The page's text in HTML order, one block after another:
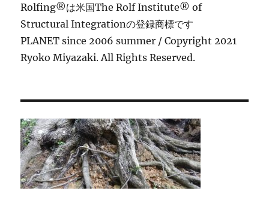
ン
Rolfing®は米国The Rolf Institute® of
Structural Integrationの登録商標です
PLANET since 2006 summer / Copyright 2021
Ryoko Miyazaki. All Rights Reserved.